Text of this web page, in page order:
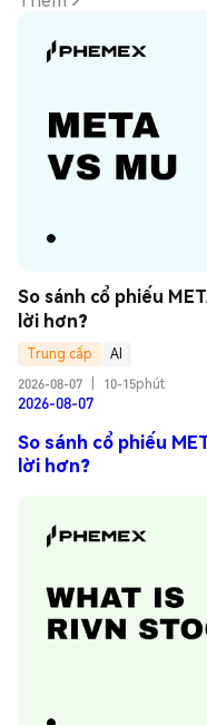
So sánh cổ phiếu
lời hơn?
Trung cấp
AI
2026-08-07
10-15phút
2026-08-07
So sánh cổ phiếu
lời hơn?